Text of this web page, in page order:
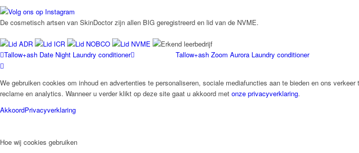
De cosmetisch artsen van SkinDoctor zijn allen BIG geregistreerd en lid van de NVME.
Tallow+ash Date Night Laundry conditioner Tallow+ash Zoom Aurora Laundry conditioner
We gebruiken cookies om inhoud en advertenties te personaliseren, sociale mediafuncties aan te bieden en ons
reclame en analytics. Wanneer u verder klikt op deze site gaat u akkoord met onze privacyverklaring.
AkkoordPrivacyverklaring
Hoe wij cookies gebruiken